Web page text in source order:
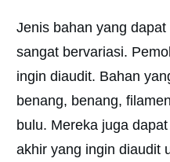
Jenis bahan yang
sangat bervariasi.
ingin diaudit. Bahan
benang, benang,
bulu. Mereka juga
akhir yang ingin diaudit